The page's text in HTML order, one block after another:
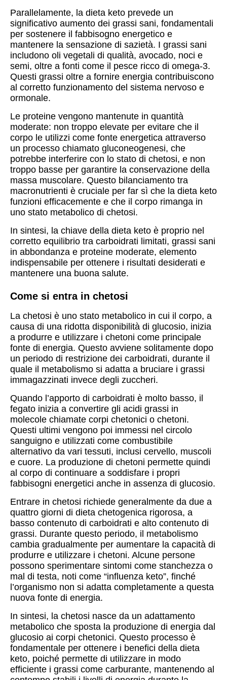
Parallelamente, la dieta keto prevede un
significativo aumento dei grassi sani, fondamentali
per sostenere il fabbisogno energetico e
mantenere la sensazione di sazietà. I grassi sani
includono oli vegetali di qualità, avocado, noci e
semi, oltre a fonti come il pesce ricco di omega-3.
Questi grassi oltre a fornire energia contribuiscono
al corretto funzionamento del sistema nervoso e
ormonale.
Le proteine vengono mantenute in quantità
moderate: non troppo elevate per evitare che il
corpo le utilizzi come fonte energetica attraverso
un processo chiamato gluconeogenesi, che
potrebbe interferire con lo stato di chetosi, e non
troppo basse per garantire la conservazione della
massa muscolare. Questo bilanciamento tra
macronutrienti è cruciale per far sì che la dieta keto
funzioni efficacemente e che il corpo rimanga in
uno stato metabolico di chetosi.
In sintesi, la chiave della dieta keto è proprio nel
corretto equilibrio tra carboidrati limitati, grassi sani
in abbondanza e proteine moderate, elemento
indispensabile per ottenere i risultati desiderati e
mantenere una buona salute.
Come si entra in chetosi
La chetosi è uno stato metabolico in cui il corpo, a
causa di una ridotta disponibilità di glucosio, inizia
a produrre e utilizzare i chetoni come principale
fonte di energia. Questo avviene solitamente dopo
un periodo di restrizione dei carboidrati, durante il
quale il metabolismo si adatta a bruciare i grassi
immagazzinati invece degli zuccheri.
Quando l’apporto di carboidrati è molto basso, il
fegato inizia a convertire gli acidi grassi in
molecole chiamate corpi chetonici o chetoni.
Questi ultimi vengono poi immessi nel circolo
sanguigno e utilizzati come combustibile
alternativo da vari tessuti, inclusi cervello, muscoli
e cuore. La produzione di chetoni permette quindi
al corpo di continuare a soddisfare i propri
fabbisogni energetici anche in assenza di glucosio.
Entrare in chetosi richiede generalmente da due a
quattro giorni di dieta chetogenica rigorosa, a
basso contenuto di carboidrati e alto contenuto di
grassi. Durante questo periodo, il metabolismo
cambia gradualmente per aumentare la capacità di
produrre e utilizzare i chetoni. Alcune persone
possono sperimentare sintomi come stanchezza o
mal di testa, noti come “influenza keto”, finché
l’organismo non si adatta completamente a questa
nuova fonte di energia.
In sintesi, la chetosi nasce da un adattamento
metabolico che sposta la produzione di energia dal
glucosio ai corpi chetonici. Questo processo è
fondamentale per ottenere i benefici della dieta
keto, poiché permette di utilizzare in modo
efficiente i grassi come carburante, mantenendo al